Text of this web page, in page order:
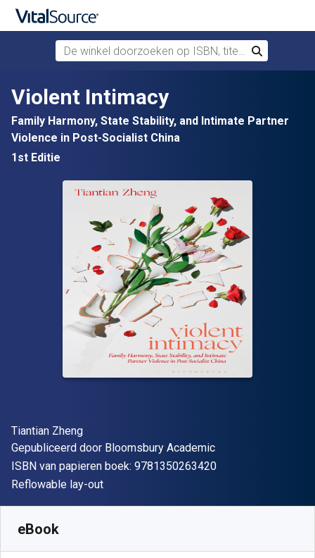
Verdergaan naar belangrijkste inhoud
De winkel doorzoeken op ISBN, titel of auteur
Zoek
Violent Intimacy
Family Harmony, State Stability, and Intimate Partner
Violence in Post-Socialist China
1st Editie
Auteur(s)
Tiantian Zheng
Uitgever
Gepubliceerd door Bloomsbury Academic
ISBN van papieren boek: 9781350263420"ISBN-13
Indeling
Reflowable lay-out
eBook